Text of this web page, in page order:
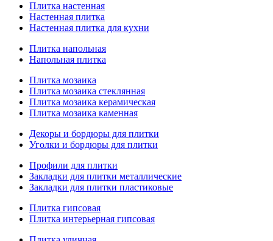
Плитка настенная
Настенная плитка
Настенная плитка для кухни
Плитка напольная
Напольная плитка
Плитка мозаика
Плитка мозаика стеклянная
Плитка мозаика керамическая
Плитка мозаика каменная
Декоры и бордюры для плитки
Уголки и бордюры для плитки
Профили для плитки
Закладки для плитки металлические
Закладки для плитки пластиковые
Плитка гипсовая
Плитка интерьерная гипсовая